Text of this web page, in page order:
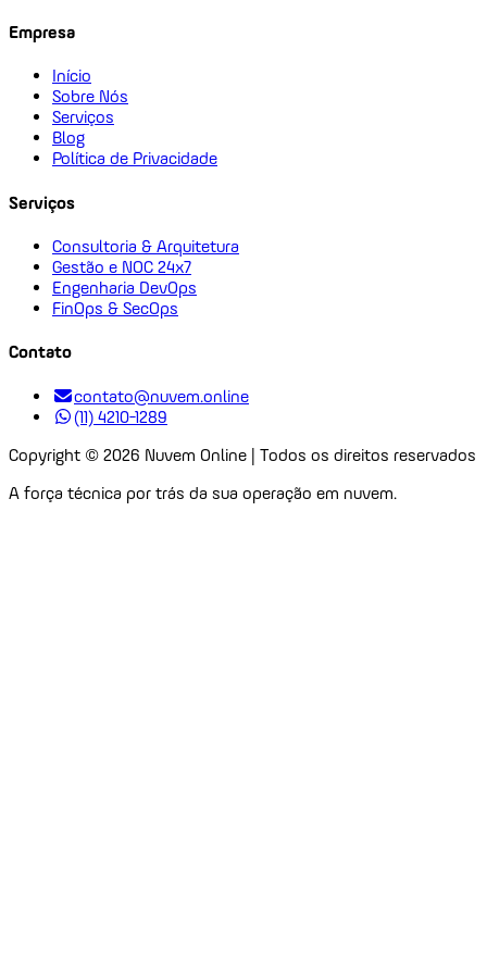
Empresa
Início
Sobre Nós
Serviços
Blog
Política de Privacidade
Serviços
Consultoria & Arquitetura
Gestão e NOC 24x7
Engenharia DevOps
FinOps & SecOps
Contato
contato@nuvem.online
(11) 4210-1289
Copyright © 2026 Nuvem Online | Todos os direitos reservados
A força técnica por trás da sua operação em nuvem.